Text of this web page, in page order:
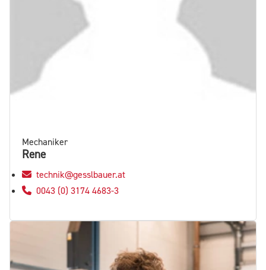
Mechaniker
Rene
technik@gesslbauer.at
0043 (0) 3174 4683-3